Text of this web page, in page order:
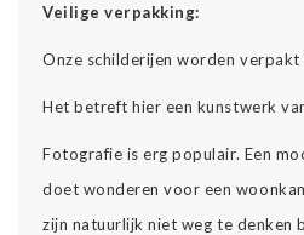
Veilige verpakking:
Onze schilderijen worden
Het betreft hier een kunstwerk
Fotografie is erg populair. Een
doet wonderen voor een
zijn natuurlijk niet weg te denken